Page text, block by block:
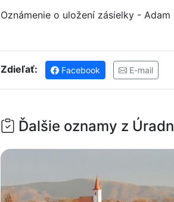
Oznámenie o uložení zásielky - Adam
Zdieľať: Facebook E-mail
Ďalšie oznamy z